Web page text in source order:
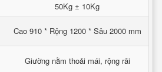
50Kg ± 10Kg
Cao 910 * Rộng 1200 * Sâu 2000 mm
Giường nằm thoải mái, rộng rãi